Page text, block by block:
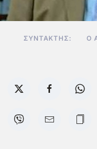
ΣΥΝΤΆΚΤΗΣ: Ο